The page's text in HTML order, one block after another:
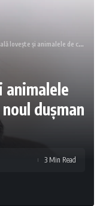
de companie. Pisicile, noul dușman al bugetului de stat
animalele
dușman
3 Min Read